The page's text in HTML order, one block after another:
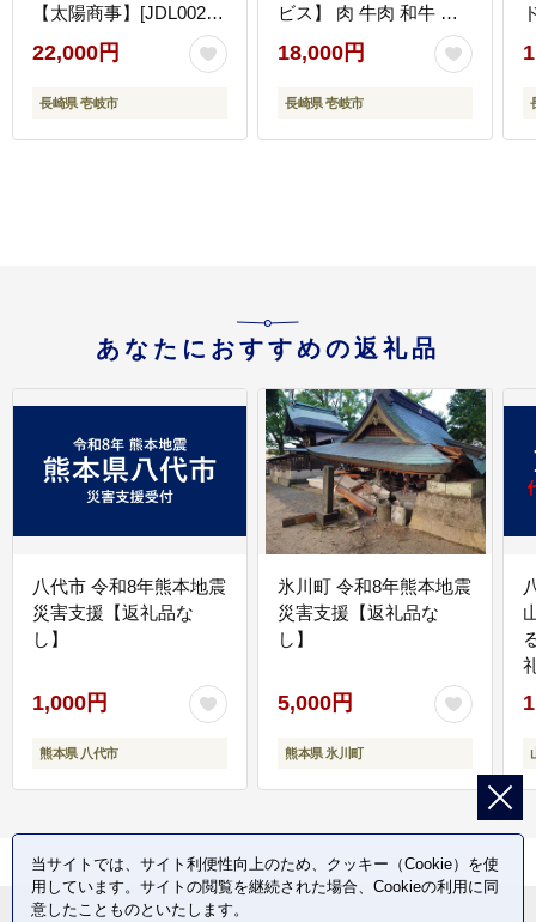
【太陽商事】[JDL002]
肉 牛肉 鍋 すき焼き し
ゃぶしゃぶ 薄切り
22000 22000円 2万円
22,000円
長崎県 壱岐市
ビス】 肉 牛肉 和牛 惣
菜 加工品 冷凍配送
18000 18000円 [JEP006]
18,000円
長崎県 壱岐市
あなたにおすすめの返礼品
八代市 令和8年熊本地震
災害支援【返礼品な
し】
1,000円
熊本県 八代市
氷川町 令和8年熊本地震
災害支援【返礼品な
し】
5,000円
熊本県 氷川町
当サイトでは、サイト利便性向上のため、クッキー（Cookie）を使
用しています。サイトの閲覧を継続された場合、Cookieの利用に同
意したことものといたします。